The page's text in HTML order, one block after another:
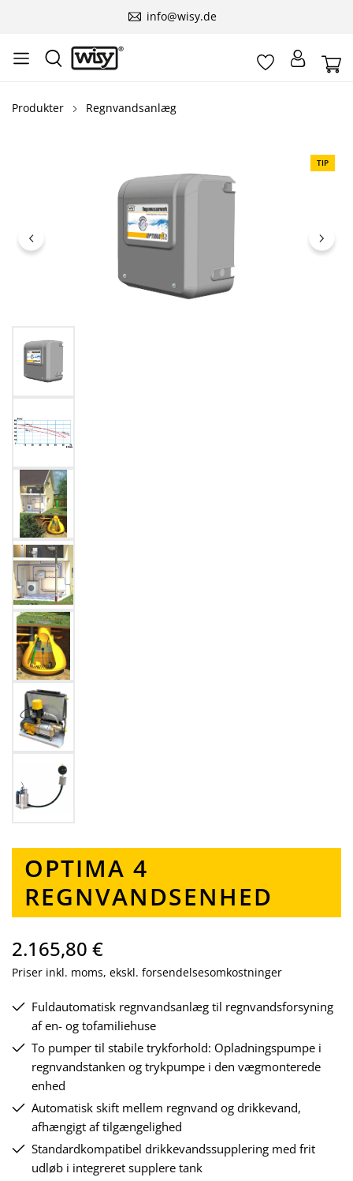
info@wisy.de
Produkter Regnvandsanlæg
TIP
OPTIMA 4
REGNVANDSENHED
2.165,80 €
Priser inkl. moms, ekskl. forsendelsesomkostninger
Fuldautomatisk regnvandsanlæg til regnvandsforsyning
af en- og tofamiliehuse
To pumper til stabile trykforhold: Opladningspumpe i
regnvandstanken og trykpumpe i den vægmonterede
enhed
Automatisk skift mellem regnvand og drikkevand,
afhængigt af tilgængelighed
Standardkompatibel drikkevandssupplering med frit
udløb i integreret supplere tank